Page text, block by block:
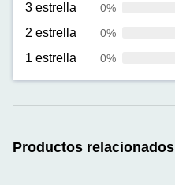
3 estrella 0%
2 estrella 0%
1 estrella 0%
Productos relacionados